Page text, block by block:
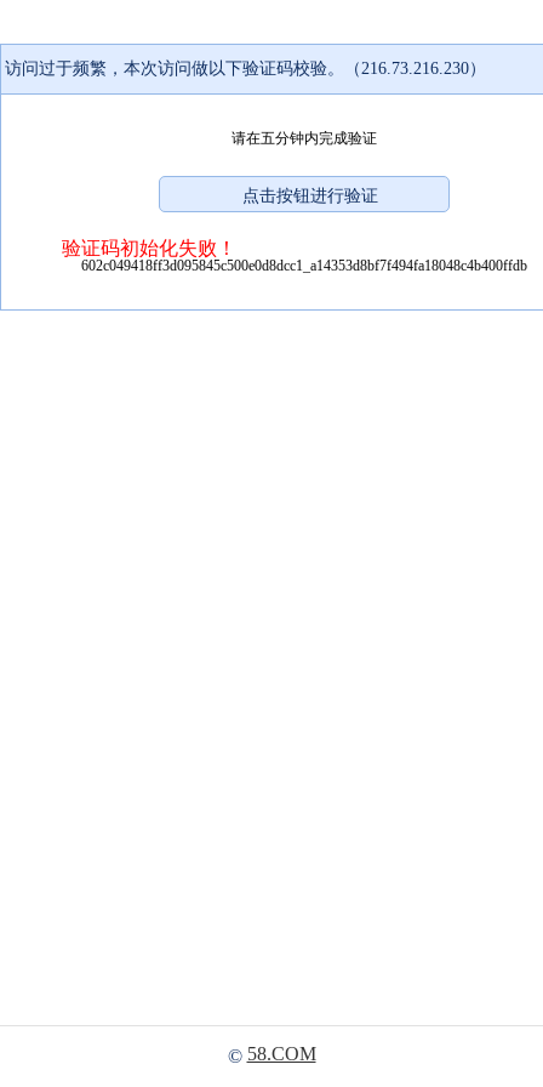
访问过于频繁，本次访问做以下验证码校验。（216.73.216.230）
请在五分钟内完成验证
验证码初始化失败！
602c049418ff3d095845c500e0d8dcc1_a14353d8bf7f494fa18048c4b400ffdb
© 58.COM